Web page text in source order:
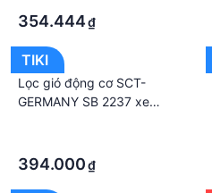
354.444₫
TIKI
Lọc gió động cơ SCT-
GERMANY SB 2237 xe
2017-
394.000₫